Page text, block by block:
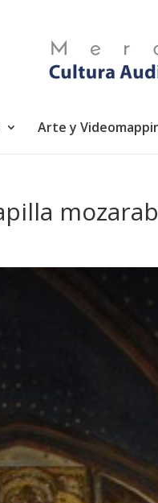
Arte y